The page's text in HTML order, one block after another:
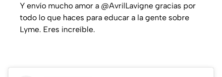
Y envío mucho amor a @AvrilLavigne gracias por
todo lo que haces para educar a la gente sobre
Lyme. Eres increíble.